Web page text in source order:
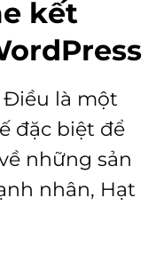
kết
Điều là một
đặc biệt để
những sản
nhân, Hạt